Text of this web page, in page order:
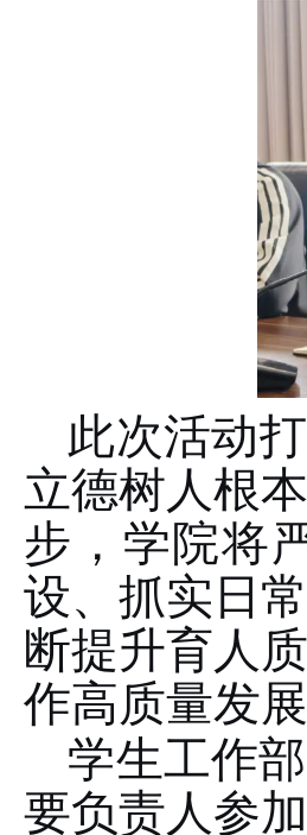
此次活动
立德树人根
步，学院将
设、抓实日
断提升育人
作高质量发展
学生工作
要负责人参